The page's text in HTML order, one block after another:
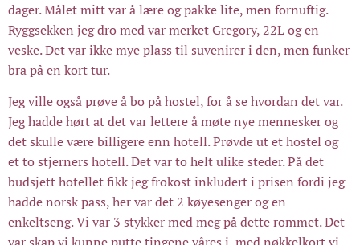
dager. Målet mitt var å lære og pakke lite, men fornuftig.
Ryggsekken jeg dro med var merket Gregory, 22L og en
veske. Det var ikke mye plass til suvenirer i den, men funker
bra på en kort tur.
Jeg ville også prøve å bo på hostel, for å se hvordan det var.
Jeg hadde hørt at det var lettere å møte nye mennesker og
det skulle være billigere enn hotell. Prøvde ut et hostel og
et to stjerners hotell. Det var to helt ulike steder. På det
budsjett hotellet fikk jeg frokost inkludert i prisen fordi jeg
hadde norsk pass, her var det 2 køyesenger og en
enkeltseng. Vi var 3 stykker med meg på dette rommet. Det